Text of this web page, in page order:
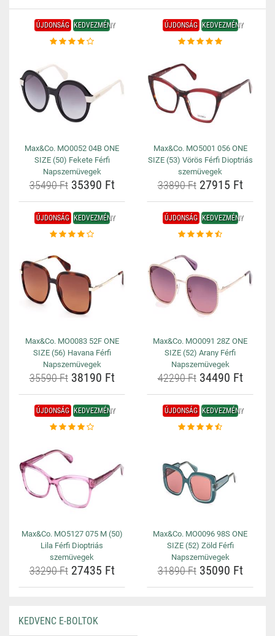
ÚJDONSÁG KEDVEZMÉNY
Max&Co. MO0052 04B ONE
SIZE (50) Fekete Férfi
Napszemüvegek
35490 Ft35390 Ft
ÚJDONSÁG KEDVEZMÉNY
Max&Co. MO5001 056 ONE
SIZE (53) Vörös Férfi Dioptriás
szemüvegek
33890 Ft27915 Ft
ÚJDONSÁG KEDVEZMÉNY
Max&Co. MO0083 52F ONE
SIZE (56) Havana Férfi
Napszemüvegek
35590 Ft38190 Ft
ÚJDONSÁG KEDVEZMÉNY
Max&Co. MO0091 28Z ONE
SIZE (52) Arany Férfi
Napszemüvegek
42290 Ft34490 Ft
ÚJDONSÁG KEDVEZMÉNY
Max&Co. MO5127 075 M (50)
Lila Férfi Dioptriás
szemüvegek
33290 Ft27435 Ft
ÚJDONSÁG KEDVEZMÉNY
Max&Co. MO0096 98S ONE
SIZE (52) Zöld Férfi
Napszemüvegek
31890 Ft35090 Ft
KEDVENC E-BOLTOK